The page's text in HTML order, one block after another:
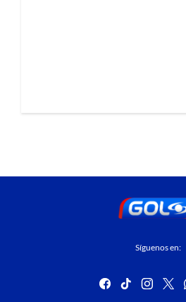
Síguenos en:
facebook
tiktok